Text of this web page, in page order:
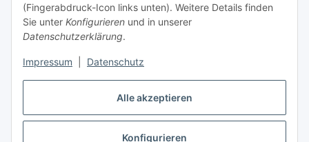
Alle akzeptieren
Konfigurieren
(Fingerabdruck-Icon links unten). Weitere Details finden
Sie unter Konfigurieren und in unserer
Datenschutzerklärung.
Impressum Datenschutz
Vertrag widerrufen